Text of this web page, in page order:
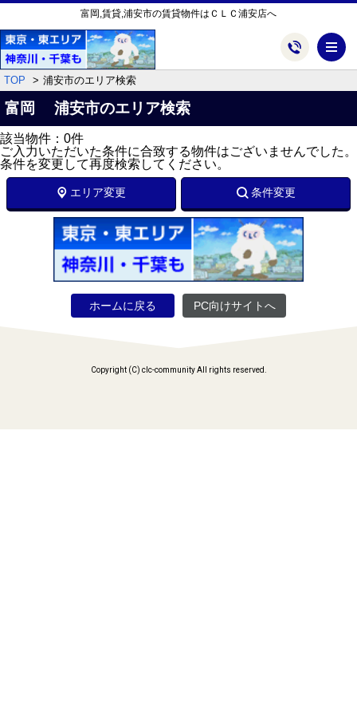
富岡,賃貸,浦安市の賃貸物件はＣＬＣ浦安店へ
TOP 浦安市のエリア検索
富岡 浦安市のエリア検索
該当物件：0件
ご入力いただいた条件に合致する物件はございませんでした。
条件を変更して再度検索してください。
エリア変更 条件変更
ホームに戻る PC向けサイトへ
Copyright (C) clc-community All rights reserved.